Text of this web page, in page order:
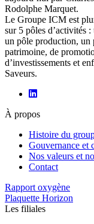
Rodolphe Marquet.
Le Groupe ICM est
sur 5 pôles d’activités
un pôle production, un
patrimoine, de
d’investissements et
Saveurs.
À propos
Histoire du
Gouvernance et
Nos valeurs et
Contact
Rapport oxygène
Plaquette Horizon
Les filiales